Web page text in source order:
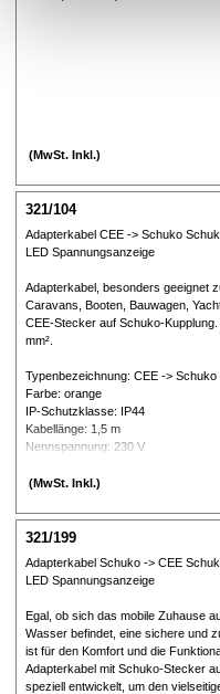
(MwSt. Inkl.)
321/104
Adapterkabel CEE -> Schuko
LED Spannungsanzeige
Adapterkabel, besonders geeignet
Caravans, Booten, Bauwagen,
CEE-Stecker auf Schuko-
mm².
Typenbezeichnung: CEE -> Schuko
Farbe: orange
IP-Schutzklasse: IP44
Kabellänge: 1,5 m
Nennspannung: 230 V
polig: 3
(MwSt. Inkl.)
321/199
Adapterkabel Schuko -> CEE
LED Spannungsanzeige
Egal, ob sich das mobile Zuhause
Wasser befindet, eine sichere und
ist für den Komfort und die
Adapterkabel mit Schuko-Stecker
speziell entwickelt, um den